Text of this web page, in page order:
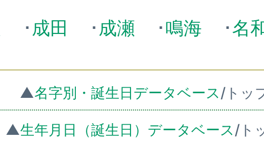
･成田 ･成瀬 ･鳴海 ･名
▲名字別・誕生日データベース/トッ
▲生年月日（誕生日）データベース/ト